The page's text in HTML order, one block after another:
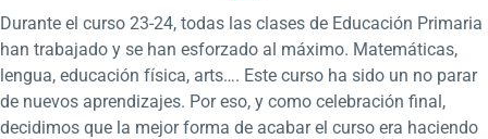
Durante el curso 23-24, todas las clases de Educación Primaria
han trabajado y se han esforzado al máximo. Matemáticas,
lengua, educación física, arts…. Este curso ha sido un no parar
de nuevos aprendizajes. Por eso, y como celebración final,
decidimos que la mejor forma de acabar el curso era haciendo